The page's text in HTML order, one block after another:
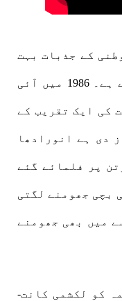
کے جذبات بہت
خوبصورتی کے ساتھ سمیٹے ہوئے ہے۔ 1986 میں آئی
میں یہ نغمہ 15 اگست کی ایک تقریب کے
دی ہے انورادھا
پر فلمائے گئے
بچی جھومنے لگتی
میں بھی جھومنے
کو لکشمی کانت-